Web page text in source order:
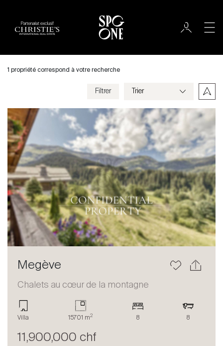
Partenariat exclusif
Megève
Type de bien
Chambres
Critères
Enregistrer mes critères
1 propriété correspond à votre recherche
Filtrer
Megève
Chalets au cœur de la montagne
Villa 15701 m2 8 8
11,900,000 chf